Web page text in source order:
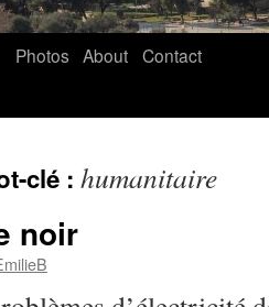
Photos About Contact
clé : humanitaire
noir